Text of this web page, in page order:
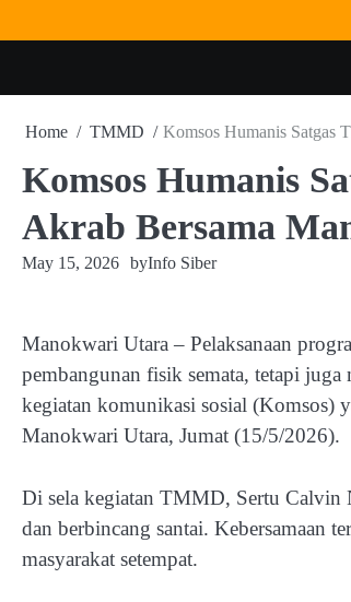
to
Home TMMD Komsos Humanis Satgas
Komsos Humanis
Akrab Bersama
May 15, 2026 byInfo Siber
Manokwari Utara – Pelaksanaan
pembangunan fisik semata, tetapi juga
kegiatan komunikasi sosial (Komsos)
Manokwari Utara, Jumat (15/5/2026).
Di sela kegiatan TMMD, Sertu Calvin
dan berbincang santai. Kebersamaan
masyarakat setempat.